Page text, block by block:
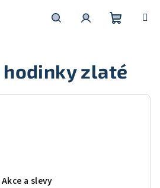
košík
hodinky zlaté
Akce a slevy